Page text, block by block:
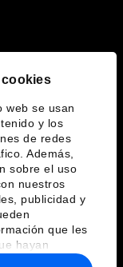
cookies
web se usan
y los
de redes
Además,
sobre el uso
nuestros
publicidad y
que les
hayan
que haya